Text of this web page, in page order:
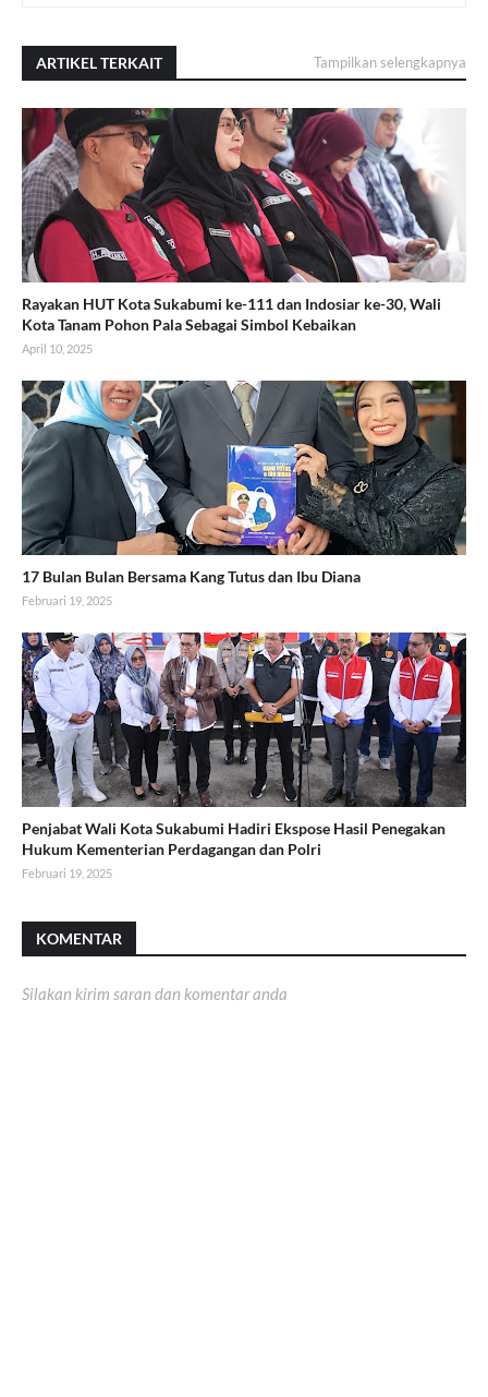
ARTIKEL TERKAIT Tampilkan selengkapnya
Rayakan HUT Kota Sukabumi ke-111 dan Indosiar ke-30, Wali
Kota Tanam Pohon Pala Sebagai Simbol Kebaikan
April 10, 2025
17 Bulan Bulan Bersama Kang Tutus dan Ibu Diana
Februari 19, 2025
Penjabat Wali Kota Sukabumi Hadiri Ekspose Hasil Penegakan
Hukum Kementerian Perdagangan dan Polri
Februari 19, 2025
KOMENTAR
Silakan kirim saran dan komentar anda